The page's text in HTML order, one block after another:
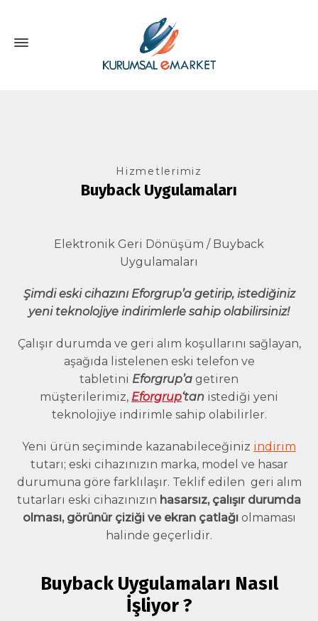
Hizmetlerimiz
Buyback Uygulamaları
Elektronik Geri Dönüşüm / Buyback
Uygulamaları
Şimdi eski cihazını Eforgrup’a getirip, istediğiniz
yeni teknolojiye indirimlerle sahip olabilirsiniz!
Çalışır durumda ve geri alım koşullarını sağlayan,
aşağıda listelenen eski telefon ve
tabletini Eforgrup’a getiren
müşterilerimiz, Eforgrup‘tan istediği yeni
teknolojiye indirimle sahip olabilirler.
Yeni ürün seçiminde kazanabileceğiniz indirim
tutarı; eski cihazınızın marka, model ve hasar
durumuna göre farklılaşır. Teklif edilen geri alım
tutarları eski cihazınızın hasarsız, çalışır durumda
olması, görünür çiziği ve ekran çatlağıolmaması
halinde geçerlidir.
Buyback Uygulamaları Nasıl
İşliyor ?